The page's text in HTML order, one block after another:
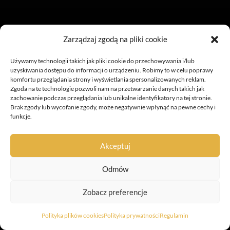
Zarządzaj zgodą na pliki cookie
Używamy technologii takich jak pliki cookie do przechowywania i/lub
uzyskiwania dostępu do informacji o urządzeniu. Robimy to w celu poprawy
komfortu przeglądania strony i wyświetlania spersonalizowanych reklam.
Zgoda na te technologie pozwoli nam na przetwarzanie danych takich jak
zachowanie podczas przeglądania lub unikalne identyfikatory na tej stronie.
Brak zgody lub wycofanie zgody, może negatywnie wpłynąć na pewne cechy i
funkcje.
Akceptuj
Odmów
Zobacz preferencje
Polityka plików cookiesPolityka prywatnościRegulamin
Regulamin
Pliki do pobrania
Copyright © 2026 Convort | Wykonanie:AbcWeb.pl